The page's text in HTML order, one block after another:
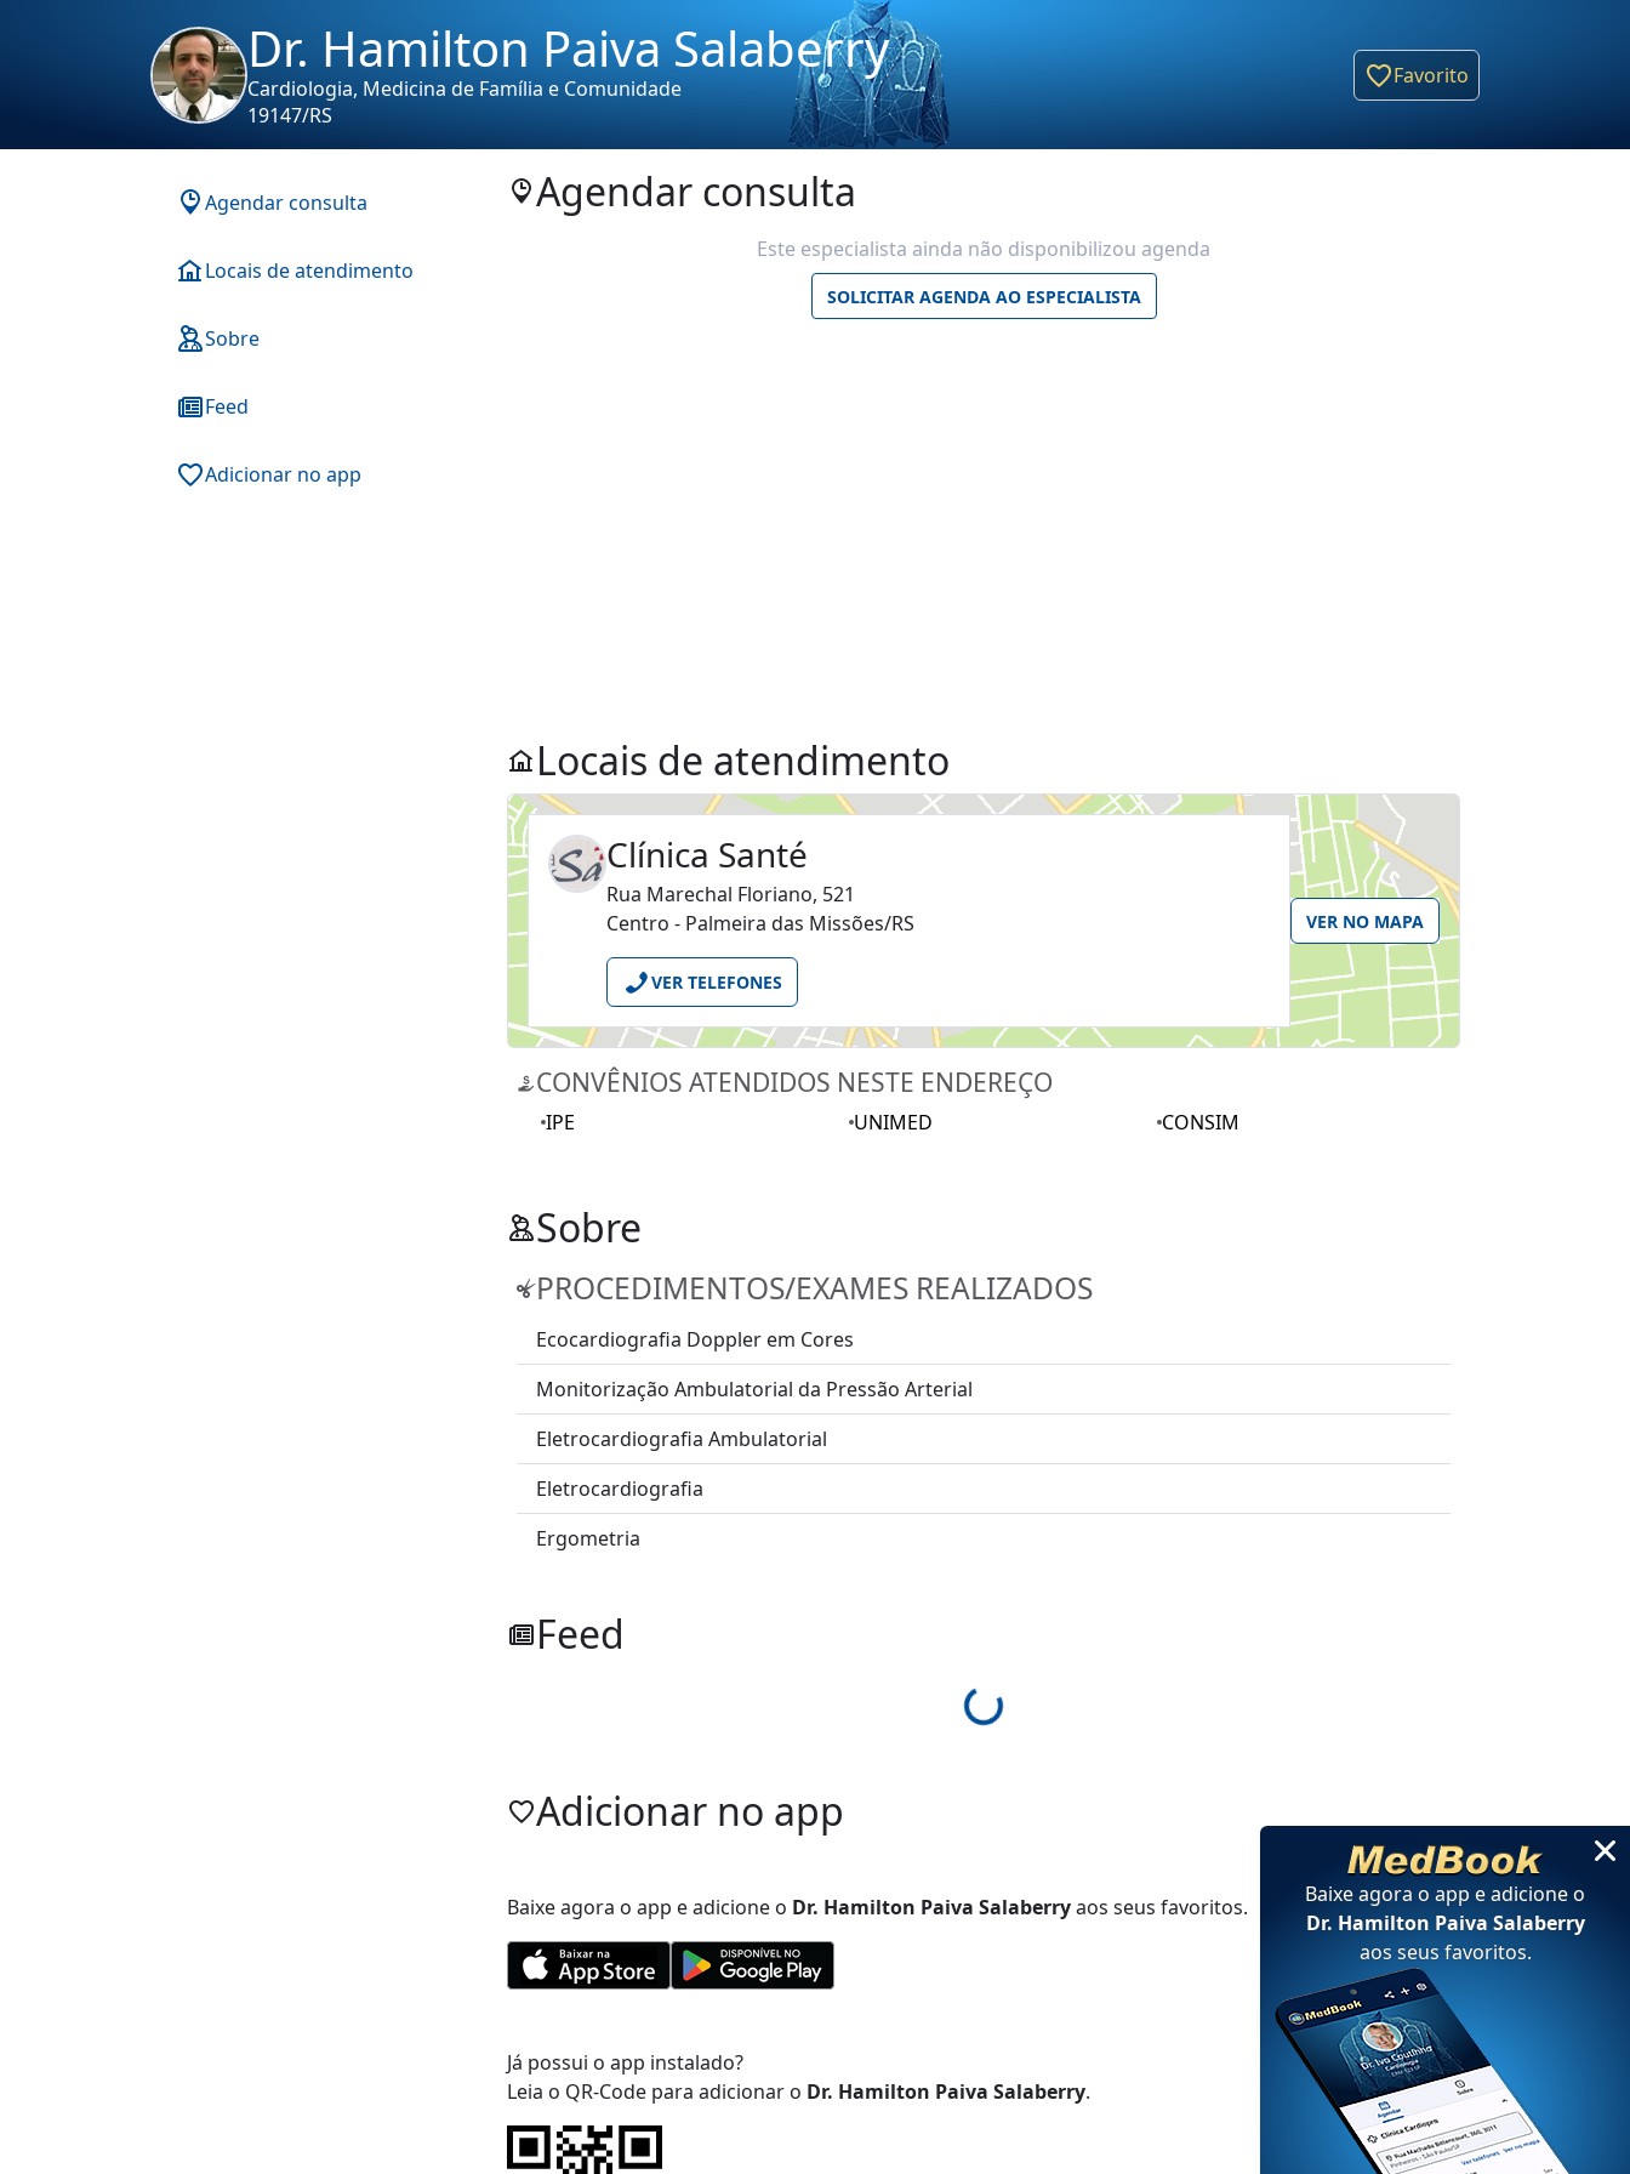
Dr. Hamilton Paiva Salaberry
Cardiologia, Medicina de Família e Comunidade
19147/RS
Favorito
Agendar consulta
Locais de atendimento
Sobre
Feed
Adicionar no app
Agendar consulta
Locais de atendimento
Clínica Santé
Rua Marechal Floriano, 521
Centro - Palmeira das Missões/RS
VER TELEFONES
VER NO MAPA
CONVÊNIOS ATENDIDOS NESTE ENDEREÇO
IPE UNIMED CONSIM
Sobre
PROCEDIMENTOS/EXAMES REALIZADOS
Ecocardiografia Doppler em Cores
Monitorização Ambulatorial da Pressão Arterial
Eletrocardiografia Ambulatorial
Eletrocardiografia
Ergometria
Feed
Loading...
Adicionar no app
Baixe agora o app e adicione o Dr. Hamilton Paiva Salaberryaos seus favoritos.
Já possui o app instalado?
Leia o QR-Code para adicionar o Dr. Hamilton Paiva Salaberry.
Baixe agora o app e adicioneo
Dr. Hamilton Paiva Salaberry
aos seus favoritos.